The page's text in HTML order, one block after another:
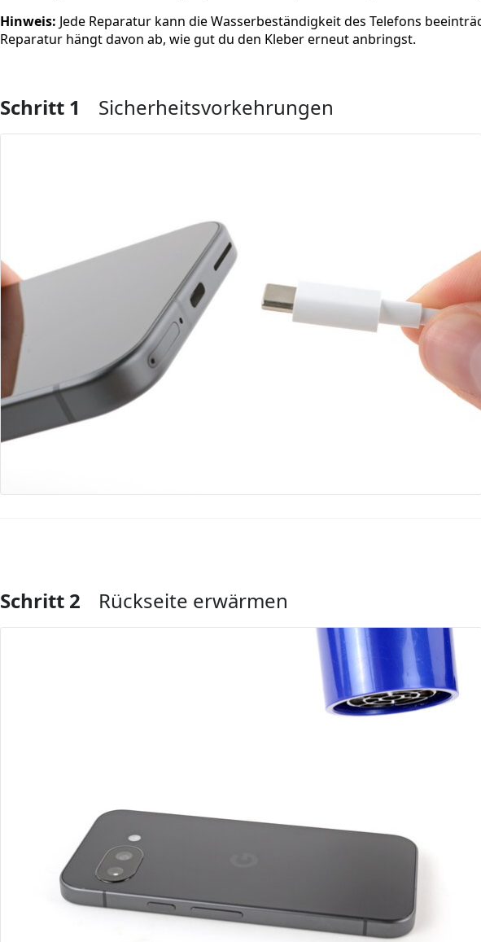
Hinweis: Jede Reparatur kann die Wasserbeständigkeit des Telefons
Reparatur hängt davon ab, wie gut du den Kleber erneut anbringst.
Schritt 1 Sicherheitsvorkehrungen
Kommentar hinzufügen
Schritt 2 Rückseite erwärmen